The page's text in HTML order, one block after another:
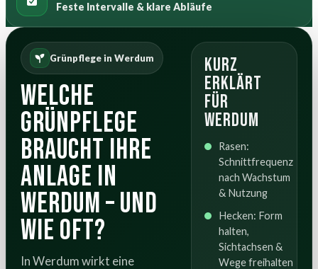
Feste Intervalle & klare Abläufe
Grünpflege in Werdum
Welche
Grünpflege
braucht Ihre
Anlage in
Werdum – und
wie oft?
In Werdum wirkt eine
Kurz
erklärt
für
Werdum
Rasen:
Schnittfrequenz
nach Wachstum
& Nutzung
Hecken: Form
halten,
Sichtachsen &
Wege freihalten